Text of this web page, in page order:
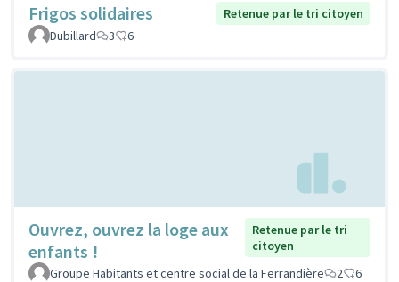
Frigos solidaires
Retenue par le tri citoyen
Dubillard
3 6
Ouvrez, ouvrez la loge aux
enfants !
Retenue par le tri
citoyen
Groupe Habitants et centre social de la Ferrandière
2 6